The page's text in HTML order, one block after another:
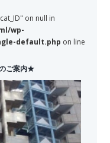
on null in
wp-
default.php on line
ご案内★